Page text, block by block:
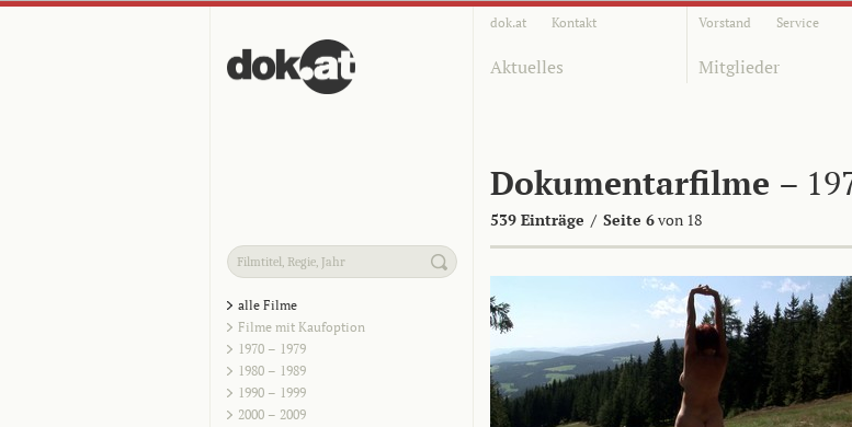
dok.at Kontakt Vorstand Service
Aktuelles Mitglieder
Dokumentarfilme –
539 Einträge / Seite 6von 18
alle Filme
Filme mit Kaufoption
1970 – 1979
1980 – 1989
1990 – 1999
2000 – 2009